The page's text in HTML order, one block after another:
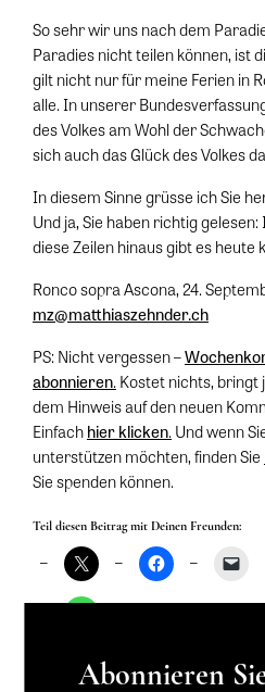
So sehr wir uns nach dem
Paradies nicht teilen können, ist
gilt nicht nur für meine Ferien in
alle. In unserer
des Vol­kes am Wohl der
sich auch das Glück des Volkes
In diesem Sinne grüsse ich Sie
Und ja, Sie haben richtig
diese Zeilen hinaus gibt es
Ronco sopra Ascona, 24.
mz@matthiaszehnder.ch
PS: Nicht vergessen –
abonnieren. Kostet nichts, bringt
dem Hinweis auf den neuen
Einfachhier klicken. Und wenn
unterstützen möchten, finden Sie
Sie spenden können.
Teil diesen Beitrag mit Deinen Freunden:
Abonnieren